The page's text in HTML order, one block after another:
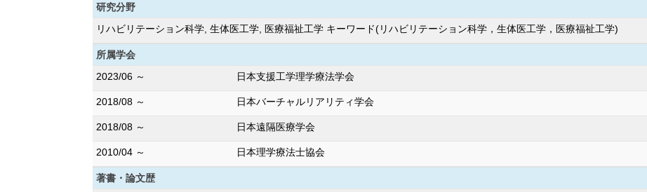
研究分野
リハビリテーション科学, 生体医工学, 医療福祉工学 キーワード(リハビリテーション科学，生体医工学，医療福祉工学)
所属学会
2023/06 ～
日本支援工学理学療法学会
2018/08 ～ 日本バーチャルリアリティ学会
2018/08 ～ 日本遠隔医療学会
2010/04 ～ 日本理学療法士協会
著書・論文歴